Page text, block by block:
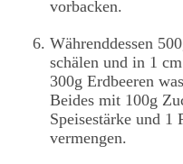
vorbacken.
Währenddessen
schälen und in 1
300g Erdbeeren
Beides mit 100g
Speisestärke und 1
vermengen.